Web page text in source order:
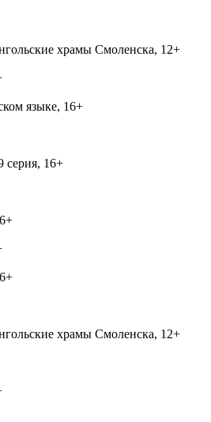
храмы Смоленска, 12+
языке, 16+
серия, 16+
храмы Смоленска, 12+